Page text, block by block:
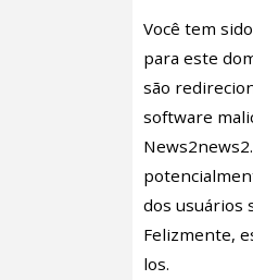
Você tem
para este
são
software
dos usuários
Felizmente,
los.